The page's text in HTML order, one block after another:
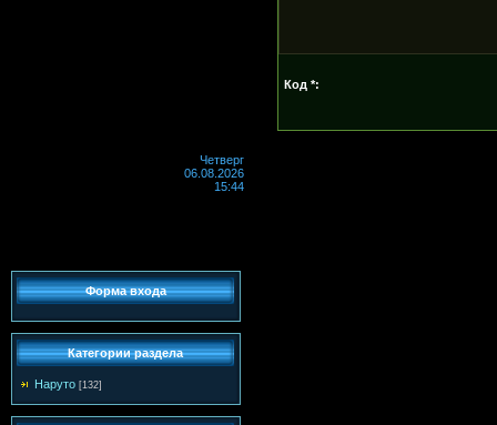
Код *:
Четверг
06.08.2026
15:44
Форма входа
Категории раздела
Наруто [132]